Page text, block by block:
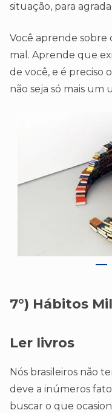
situação, para
Você aprende sobre
mal. Aprende que
de você, e é preciso
não seja só mais um
7°) Hábitos
Ler livros
Nós brasileiros não
deve a inúmeros
buscar o que